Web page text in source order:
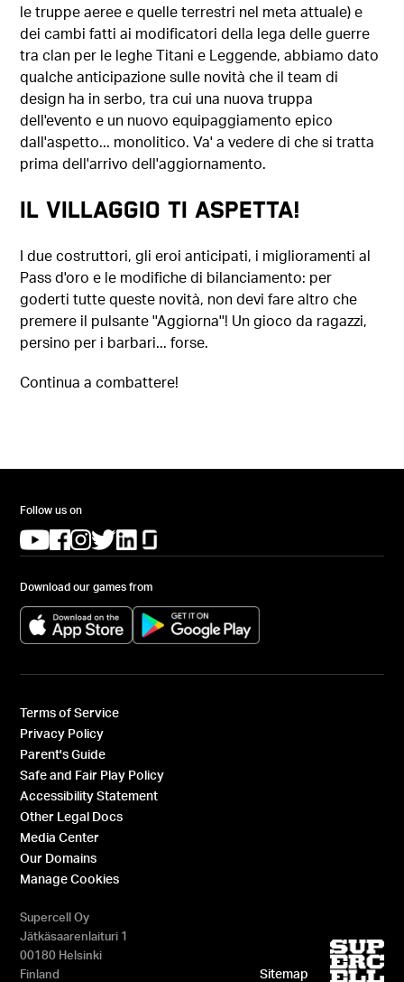
le truppe aeree e quelle terrestri nel meta attuale) e
dei cambi fatti ai modificatori della lega delle guerre
tra clan per le leghe Titani e Leggende, abbiamo dato
qualche anticipazione sulle novità che il team di
design ha in serbo, tra cui una nuova truppa
dell'evento e un nuovo equipaggiamento epico
dall'aspetto... monolitico. Va' a vedere di che si tratta
prima dell'arrivo dell'aggiornamento.
Il villaggio ti aspetta!
I due costruttori, gli eroi anticipati, i miglioramenti al
Pass d'oro e le modifiche di bilanciamento: per
goderti tutte queste novità, non devi fare altro che
premere il pulsante ''Aggiorna''! Un gioco da ragazzi,
persino per i barbari... forse.
Continua a combattere!
Follow us on
(opens in a new tab)
(opens in a new tab)
(opens in a new tab)
(opens in a new tab)
(opens in a new tab)
Download our games from
(opens in a new tab) (opens in a new tab)
Terms of Service
Privacy Policy
Parent's Guide
Safe and Fair Play Policy
Accessibility Statement
Other Legal Docs
Media Center
Our Domains
Manage Cookies
Supercell Oy
Jätkäsaarenlaituri 1
00180 Helsinki
Finland
Sitemap